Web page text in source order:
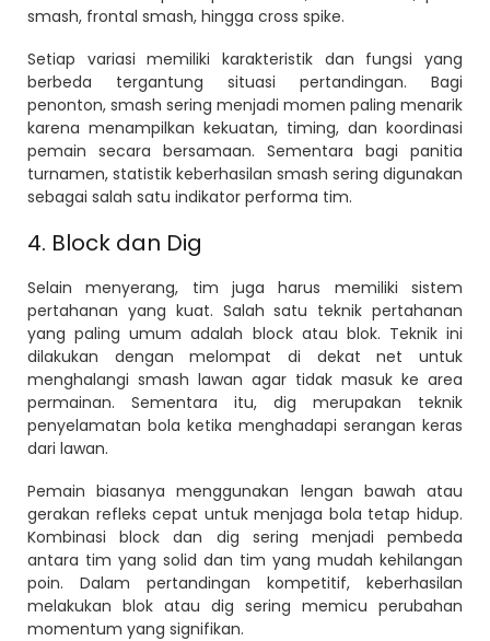
smash, frontal smash, hingga cross spike.
Setiap variasi memiliki karakteristik dan fungsi yang
berbeda tergantung situasi pertandingan. Bagi
penonton, smash sering menjadi momen paling menarik
karena menampilkan kekuatan, timing, dan koordinasi
pemain secara bersamaan. Sementara bagi panitia
turnamen, statistik keberhasilan smash sering digunakan
sebagai salah satu indikator performa tim.
4. Block dan Dig
Selain menyerang, tim juga harus memiliki sistem
pertahanan yang kuat. Salah satu teknik pertahanan
yang paling umum adalah block atau blok. Teknik ini
dilakukan dengan melompat di dekat net untuk
menghalangi smash lawan agar tidak masuk ke area
permainan. Sementara itu, dig merupakan teknik
penyelamatan bola ketika menghadapi serangan keras
dari lawan.
Pemain biasanya menggunakan lengan bawah atau
gerakan refleks cepat untuk menjaga bola tetap hidup.
Kombinasi block dan dig sering menjadi pembeda
antara tim yang solid dan tim yang mudah kehilangan
poin. Dalam pertandingan kompetitif, keberhasilan
melakukan blok atau dig sering memicu perubahan
momentum yang signifikan.